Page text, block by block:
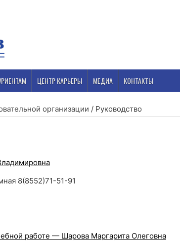
ЦЕНТР КАРЬЕРЫ МЕДИА КОНТАКТЫ
организации / Руководство
8(8552)71-51-91
работе — Шарова Маргарита Олеговна